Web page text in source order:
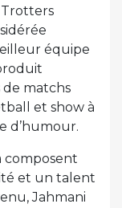
Trotters
équipe
de matchs
et show à
d’humour.
composent
et un talent
Jahmani